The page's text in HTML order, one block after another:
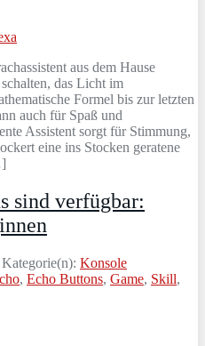
aus dem Hause
das Licht im
Formel bis zur letzten
auch für Spaß und
Assistent sorgt für Stimmung,
eine ins Stocken geratene
sind verfügbar:
Kategorie(n): Konsole
, Echo Buttons, Game, Skill,